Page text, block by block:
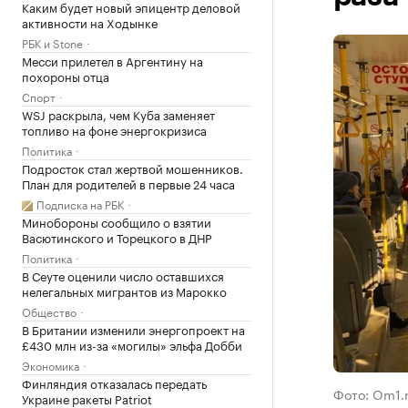
Каким будет новый эпицентр деловой
активности на Ходынке
РБК и Stone
Месси прилетел в Аргентину на
похороны отца
Спорт
WSJ раскрыла, чем Куба заменяет
топливо на фоне энергокризиса
Политика
Подросток стал жертвой мошенников.
План для родителей в первые 24 часа
Подписка на РБК
Минобороны сообщило о взятии
Васютинского и Торецкого в ДНР
Политика
В Сеуте оценили число оставшихся
нелегальных мигрантов из Марокко
Общество
В Британии изменили энергопроект на
£430 млн из-за «могилы» эльфа Добби
Экономика
Финляндия отказалась передать
Украине ракеты Patriot
Фото: